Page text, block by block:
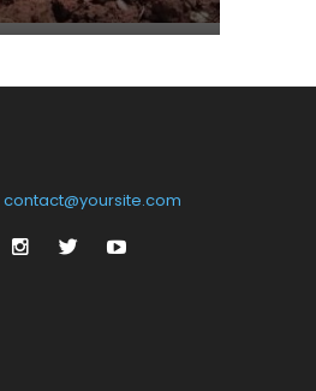
contact@yoursite.com